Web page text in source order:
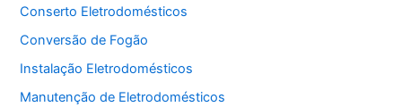
Conserto Eletrodomésticos
Conversão de Fogão
Instalação Eletrodomésticos
Manutenção de Eletrodomésticos